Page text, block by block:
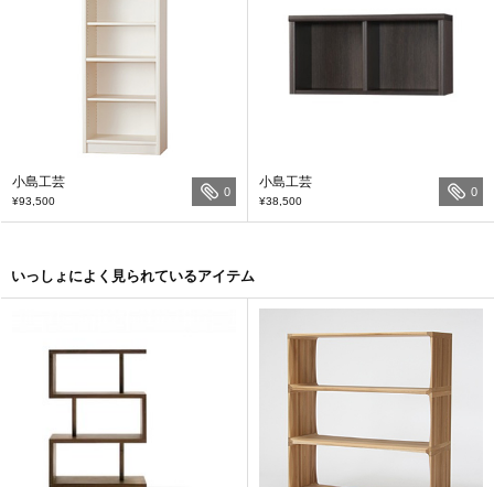
小島工芸
¥93,500
0
小島工芸
¥38,500
0
いっしょによく見られているアイテム